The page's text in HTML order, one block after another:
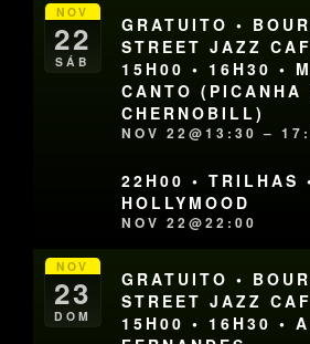
NOV
22
SÁB
GRATUITO •
STREET JAZZ
15H00 • 16H30 •
CANTO (PICANHA
CHERNOBILL)
NOV 22@13:30 –
22H00 • TRILHAS
HOLLYMOOD
NOV 22@22:00
NOV
23
DOM
GRATUITO •
STREET JAZZ
15H00 • 16H30 •